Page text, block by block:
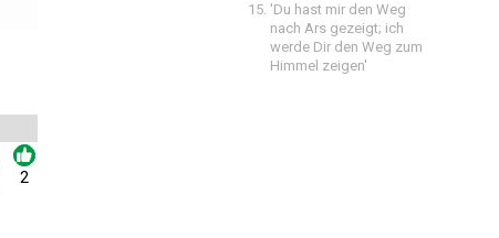
2
'Du hast mir den Weg
nach Ars gezeigt; ich
werde Dir den Weg zum
Himmel zeigen'